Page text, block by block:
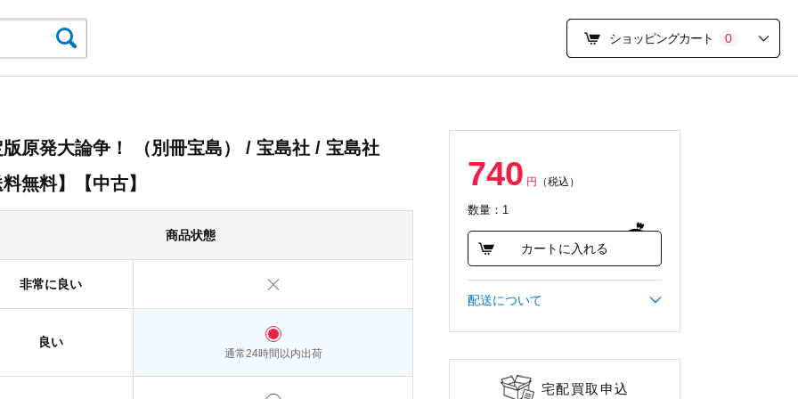
ショッピングカート 0
740 円 （税込）
数量：1
カートに入れる
配送について
宅配買取申込
原発大論争！ （別冊宝島） / 宝島社 / 宝島社
無料】【中古】
商品状態
非常に良い
良い
通常24時間以内出荷